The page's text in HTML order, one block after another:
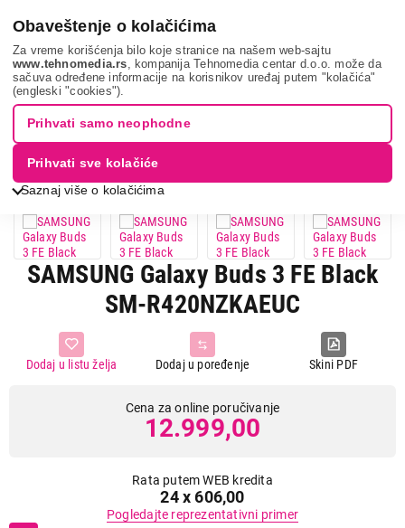
Obaveštenje o kolačićima
Za vreme korišćenja bilo koje stranice na našem web-sajtu
www.tehnomedia.rs , kompanija Tehnomedia centar d.o.o. može da
sačuva određene informacije na korisnikov uređaj putem "kolačića"
(engleski "cookies").
Saznaj više o kolačićima
Prihvati samo neophodne
Prihvati sve kolačiće
Tv, audio, video i foto Slušalice Tws slušalice
Samsung
galaxy ...
SAMSUNG Galaxy Buds 3 FE Black
SM-R420NZKAEUC
Skini PDF
Dodaj u poređenje
Dodaj u listu želja
Cena za online poručivanje
12.999,00
Rata putem WEB kredita
24 x 606,00
Pogledajte reprezentativni primer